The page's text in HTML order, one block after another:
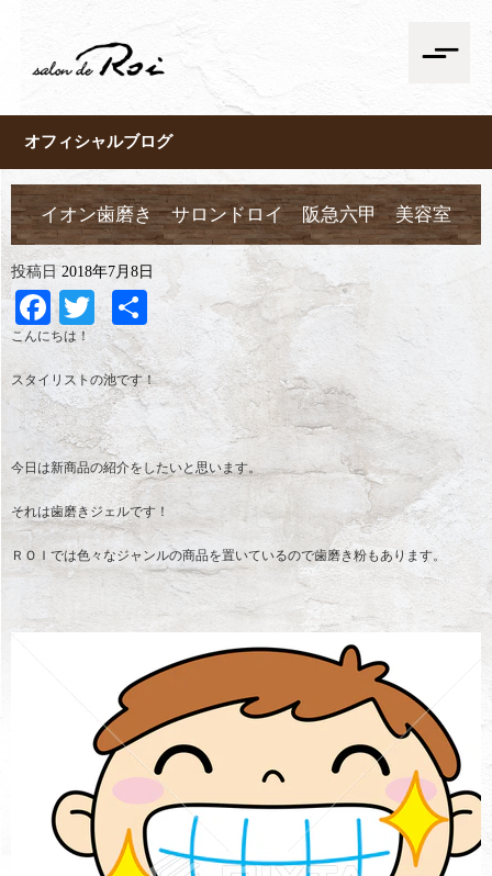
オフィシャルブログ
イオン歯磨き サロンドロイ 阪急六甲 美容室
投稿日 2018年7月8日
Facebook
Twitter
共
有
こんにちは！
スタイリストの池です！
今日は新商品の紹介をしたいと思います。
それは歯磨きジェルです！
ＲＯＩでは色々なジャンルの商品を置いているので歯磨き粉もあります。